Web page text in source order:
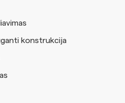
konstrukcija